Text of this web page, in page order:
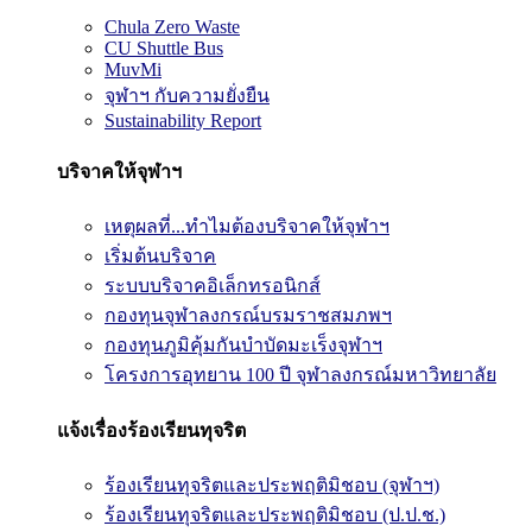
Chula Zero Waste
CU Shuttle Bus
MuvMi
จุฬาฯ กับความยั่งยืน
Sustainability Report
บริจาคให้จุฬาฯ
เหตุผลที่...ทำไมต้องบริจาคให้จุฬาฯ
เริ่มต้นบริจาค
ระบบบริจาคอิเล็กทรอนิกส์
กองทุนจุฬาลงกรณ์บรมราชสมภพฯ
กองทุนภูมิคุ้มกันบำบัดมะเร็งจุฬาฯ
โครงการอุทยาน 100 ปี จุฬาลงกรณ์มหาวิทยาลัย
แจ้งเรื่องร้องเรียนทุจริต
ร้องเรียนทุจริตและประพฤติมิชอบ (จุฬาฯ)
ร้องเรียนทุจริตและประพฤติมิชอบ (ป.ป.ช.)